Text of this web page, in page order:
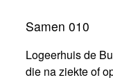
Samen 010
Logeerhuis de
die na ziekte of